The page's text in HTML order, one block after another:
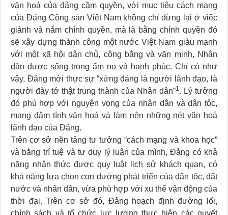
văn hoá của đảng cầm quyền, với mục tiêu cách mạng
của Đảng Cộng sản Việt Nam không chỉ dừng lại ở việc
giành và nắm chính quyền, mà là bằng chính quyền đó
sẽ xây dựng thành công một nước Việt Nam giàu mạnh
với một xã hội dân chủ, công bằng và văn minh, Nhân
dân được sống trong ấm no và hạnh phúc. Chỉ có như
vậy, Đảng mới thực sự “xứng đáng là người lãnh đạo, là
người đày tớ thật trung thành của Nhân dân”1. Lý tưởng
đó phù hợp với nguyện vọng của nhân dân và dân tộc,
mang đậm tính văn hoá và làm nên những nét văn hoá
lãnh đạo của Đảng.
Trên cơ sở nền tảng tư tưởng “cách mạng và khoa học”
và bằng trí tuệ và tư duy lý luận của mình, Đảng có khả
năng nhận thức được quy luật lịch sử khách quan, có
khả năng lựa chọn con đường phát triển của dân tộc, đất
nước và nhân dân, vừa phù hợp với xu thế vận động của
thời đại. Trên cơ sở đó, Đảng hoạch định đường lối,
chính sách và tổ chức lực lượng thực hiện các quyết